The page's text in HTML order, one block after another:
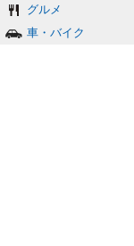
グルメ
車・バイク